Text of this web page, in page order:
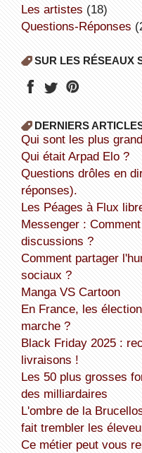
Les artistes (18)
Questions-Réponses
SUR LES RÉSEAUX
DERNIERS
Qui sont les plus
Qui était Arpad Elo ?
Questions drôles en direct de Facebook (avec les
réponses).
Les Péages à Flux
Messenger : Comment récupérer et lire toutes les
discussions ?
Comment partager l'humour sur les réseaux
sociaux ?
Manga VS Cartoon
En France, les élections municipales : comment ça
marche ?
Black Friday 2025 : records de ventes, chaos de
livraisons !
Les 50 plus grosses fortunes de France sont tous
des milliardaires
L'ombre de la Brucellose : Comment une bactérie
fait trembler les
Ce métier peut vous rendre riche dans les années à